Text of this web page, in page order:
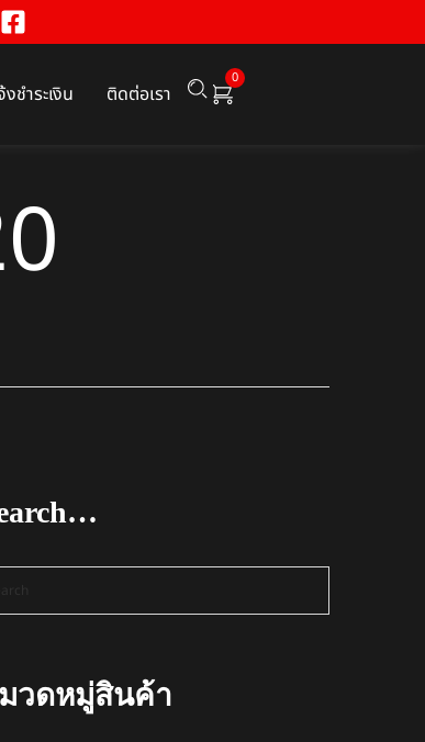
งชำระเงิน ติดต่อเรา
0
วดหมู่สินค้า